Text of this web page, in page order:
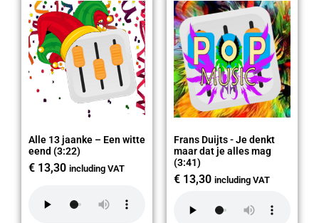
Alle 13 jaanke – Een witte
eend (3:22)
€ 13,30 including VAT
Frans Duijts - Je denkt
maar dat je alles mag
(3:41)
€ 13,30 including VAT